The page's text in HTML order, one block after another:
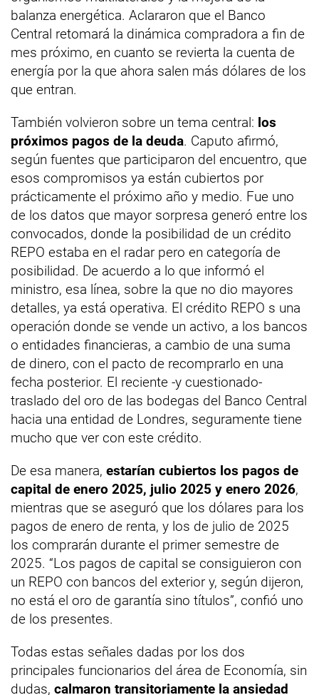
balanza energética. Aclararon que el Banco
Central retomará la dinámica compradora a fin de
mes próximo, en cuanto se revierta la cuenta de
energía por la que ahora salen más dólares de los
que entran.
También volvieron sobre un tema central: los
próximos pagos de la deuda. Caputo afirmó,
según fuentes que participaron del encuentro, que
esos compromisos ya están cubiertos por
prácticamente el próximo año y medio. Fue uno
de los datos que mayor sorpresa generó entre los
convocados, donde la posibilidad de un crédito
REPO estaba en el radar pero en categoría de
posibilidad. De acuerdo a lo que informó el
ministro, esa línea, sobre la que no dio mayores
detalles, ya está operativa. El crédito REPO s una
operación donde se vende un activo, a los bancos
o entidades financieras, a cambio de una suma
de dinero, con el pacto de recomprarlo en una
fecha posterior. El reciente -y cuestionado-
traslado del oro de las bodegas del Banco Central
hacia una entidad de Londres, seguramente tiene
mucho que ver con este crédito.
De esa manera, estarían cubiertos los pagos de
capital de enero 2025, julio 2025 y enero 2026,
mientras que se aseguró que los dólares para los
pagos de enero de renta, y los de julio de 2025
los comprarán durante el primer semestre de
2025. “Los pagos de capital se consiguieron con
un REPO con bancos del exterior y, según dijeron,
no está el oro de garantía sino títulos”, confió uno
de los presentes.
Todas estas señales dadas por los dos
principales funcionarios del área de Economía, sin
dudas, calmaron transitoriamente la ansiedad